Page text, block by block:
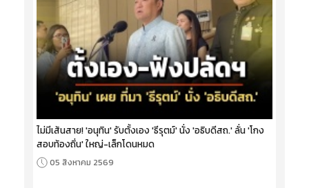
ไม่มีเส้นสาย! 'อนุทิน' รับตั้งเอง 'ธีรุตม์' นั่ง 'อธิบดีสถ.' ลั่น 'โกง
สอบท้องถิ่น' ใหญ่-เล็กโดนหมด
05 สิงหาคม 2569